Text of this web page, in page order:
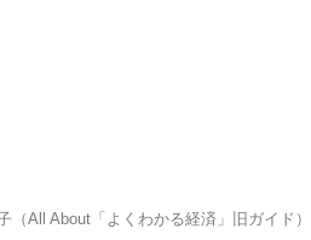
All About「よくわかる経済」旧ガイド）